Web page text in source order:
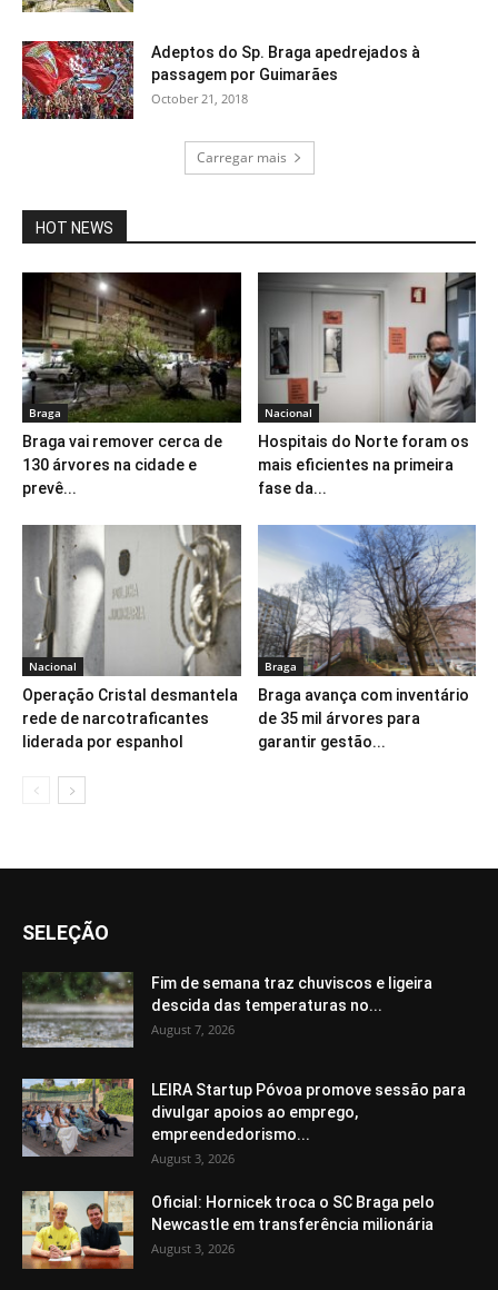
Adeptos do Sp. Braga apedrejados à
passagem por Guimarães
October 21, 2018
Carregar mais
HOT NEWS
Braga
Braga vai remover cerca de
130 árvores na cidade e
prevê...
Nacional
Hospitais do Norte foram os
mais eficientes na primeira
fase da...
Nacional
Operação Cristal desmantela
rede de narcotraficantes
liderada por espanhol
Braga
Braga avança com inventário
de 35 mil árvores para
garantir gestão...
SELEÇÃO
Fim de semana traz chuviscos e ligeira
descida das temperaturas no...
August 7, 2026
LEIRA Startup Póvoa promove sessão para
divulgar apoios ao emprego,
empreendedorismo...
August 3, 2026
Oficial: Hornicek troca o SC Braga pelo
Newcastle em transferência milionária
August 3, 2026